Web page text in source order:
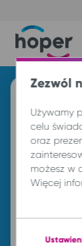
Z
DO
pt. 7 sie.
Zezwól
Używamy
celu
oraz
możesz w
Więcej